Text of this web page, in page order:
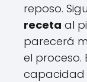
reposo.
receta al
parecerá
el proceso.
capacidad